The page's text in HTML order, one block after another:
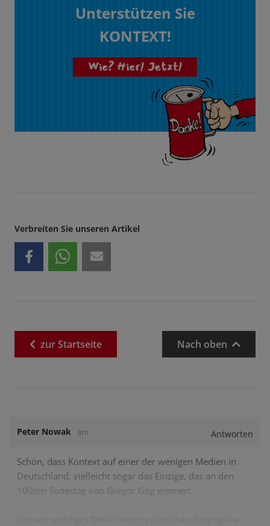
Unterstützen Sie
KONTEXT!
Wie? Hier! Jetzt!
Verbreiten Sie unseren Artikel
zurStartseite Nach oben
Peter Nowak am Antworten
Schön, dass Kontext auf einer der wenigen Medien in
Deutschland, vielleicht sogar das Einzige, das an den
100ten Todestag von Gregor Gog erinnert.